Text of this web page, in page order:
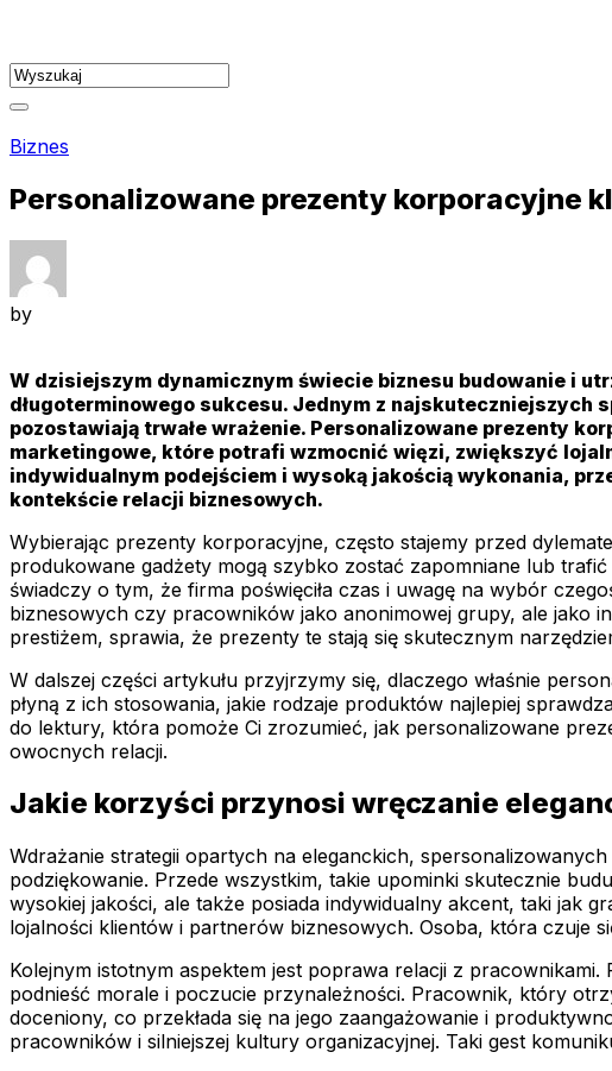
content
Biznes
Personalizowane prezenty korporacyjne
by
W dzisiejszym dynamicznym świecie biznesu budowanie i
długoterminowego sukcesu. Jednym z
pozostawiają trwałe wrażenie. Personalizowane prezenty
marketingowe, które potrafi wzmocnić więzi, zwiększyć
indywidualnym podejściem i wysoką jakością wykonania,
kontekście relacji biznesowych.
Wybierając prezenty korporacyjne, często stajemy przed
produkowane gadżety mogą szybko zostać zapomniane lub
świadczy o tym, że firma poświęciła czas i uwagę na wybór
biznesowych czy pracowników jako anonimowej grupy, ale jako
prestiżem, sprawia, że prezenty te stają się skutecznym
W dalszej części artykułu przyjrzymy się, dlaczego właśnie
płyną z ich stosowania, jakie rodzaje produktów najlepiej
do lektury, która pomoże Ci zrozumieć, jak personalizowane
owocnych relacji.
Jakie korzyści przynosi wręczanie
Wdrażanie strategii opartych na eleganckich,
podziękowanie. Przede wszystkim, takie upominki skutecznie
wysokiej jakości, ale także posiada indywidualny akcent, taki jak
lojalności klientów i partnerów biznesowych. Osoba, która czuje
Kolejnym istotnym aspektem jest poprawa relacji z
podnieść morale i poczucie przynależności. Pracownik, który
doceniony, co przekłada się na jego zaangażowanie i
pracowników i silniejszej kultury organizacyjnej. Taki gest